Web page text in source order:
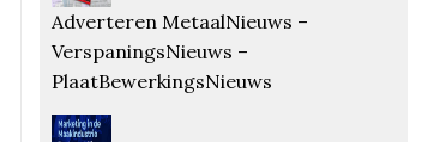
Adverteren MetaalNieuws –
VerspaningsNieuws –
PlaatBewerkingsNieuws